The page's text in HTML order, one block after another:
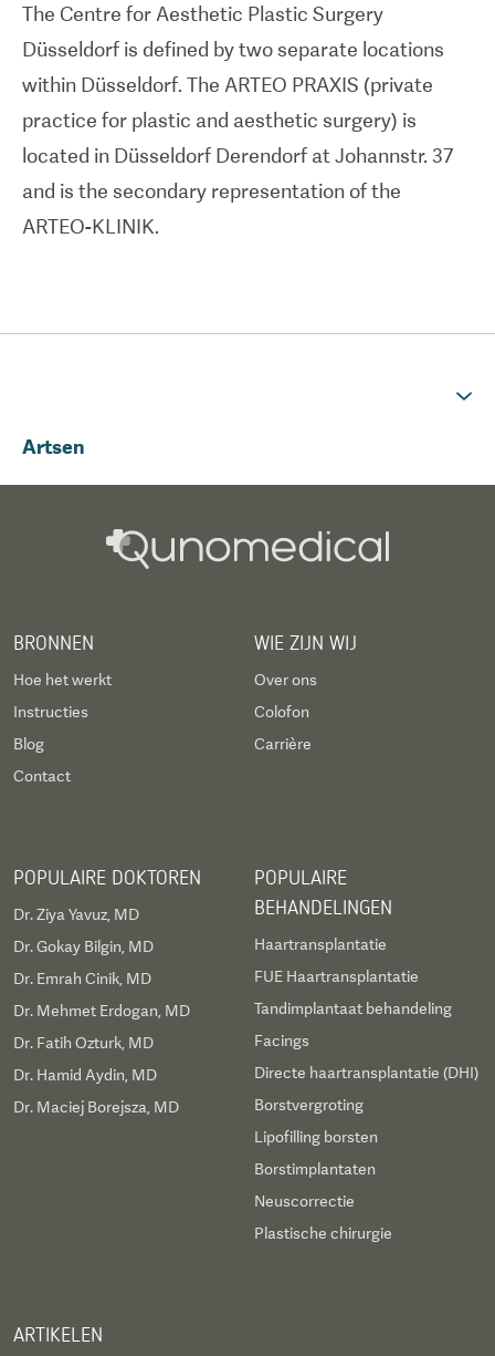
The Centre for Aesthetic Plastic Surgery
Düsseldorf is defined by two separate locations
within Düsseldorf. The ARTEO PRAXIS (private
practice for plastic and aesthetic surgery) is
located in Düsseldorf Derendorf at Johannstr. 37
and is the secondary representation of the
ARTEO-KLINIK.
Artsen
BRONNEN
Hoe het werkt
Instructies
Blog
Contact
WIE ZIJN WIJ
Over ons
Colofon
Carrière
POPULAIRE DOKTOREN
Dr. Ziya Yavuz, MD
Dr. Gokay Bilgin, MD
Dr. Emrah Cinik, MD
Dr. Mehmet Erdogan, MD
Dr. Fatih Ozturk, MD
Dr. Hamid Aydin, MD
Dr. Maciej Borejsza, MD
POPULAIRE
BEHANDELINGEN
Haartransplantatie
FUE Haartransplantatie
Tandimplantaat behandeling
Facings
Directe haartransplantatie (DHI)
Borstvergroting
Lipofilling borsten
Borstimplantaten
Neuscorrectie
Plastische chirurgie
ARTIKELEN